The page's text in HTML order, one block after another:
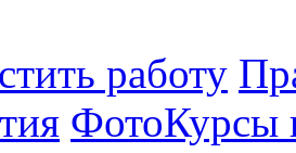
работу
ФотоКурсы